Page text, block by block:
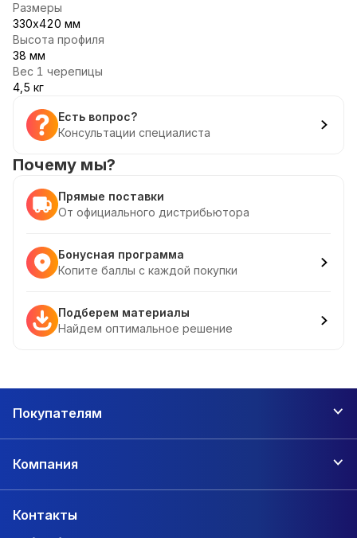
Размеры
330х420 мм
Высота профиля
38 мм
Вес 1 черепицы
4,5 кг
Есть вопрос?
Консультации специалиста
Почему мы?
Прямые поставки
От официального дистрибьютора
Бонусная программа
Копите баллы с каждой покупки
Подберем материалы
Найдем оптимальное решение
Покупателям
Компания
Контакты